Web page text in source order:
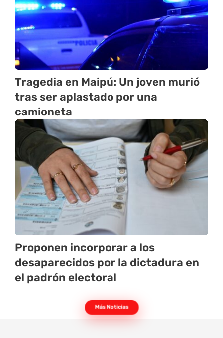
Tragedia en Maipú: Un joven murió
tras ser aplastado por una
camioneta
Proponen incorporar a los
desaparecidos por la dictadura en
el padrón electoral
Más Noticias